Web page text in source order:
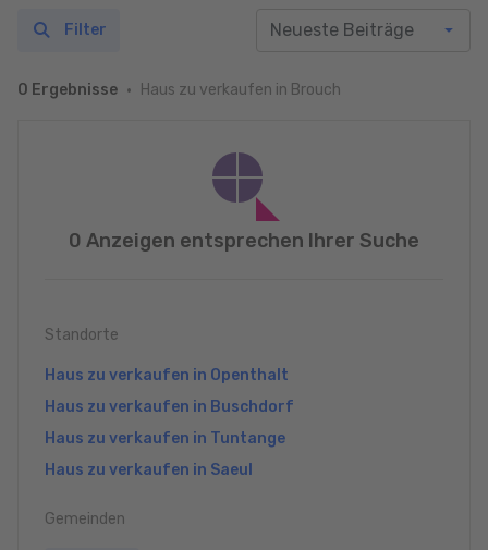
0 Ergebnisse Haus zu verkaufen in Brouch
Filter
0 Anzeigen entsprechen Ihrer Suche
Standorte
Haus zu verkaufen in Openthalt
Haus zu verkaufen in Buschdorf
Haus zu verkaufen in Tuntange
Haus zu verkaufen in Saeul
Gemeinden